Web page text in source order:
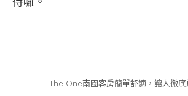
The One南園客房簡單舒適，讓人徹底